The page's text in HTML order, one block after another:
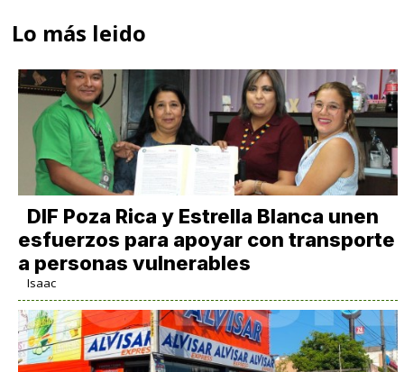
Lo más leido
DIF Poza Rica y Estrella Blanca unen
esfuerzos para apoyar con transporte
a personas vulnerables
Isaac